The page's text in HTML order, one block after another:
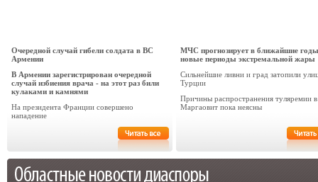
Очередной случай гибели солдата в ВС
Армении
В Армении зарегистрирован очередной
случай избиения врача - на этот раз били
кулаками и камнями
На президента Франции совершено
нападение
МЧС прогнозирует в ближайшие годы
новые периоды экстремальной жары
Сильнейшие ливни и град затопили
Турции
Причины распространения туляремии в
Маргаовит пока неясны